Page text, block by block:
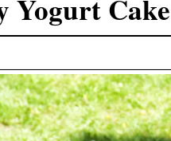
Yogurt Cake